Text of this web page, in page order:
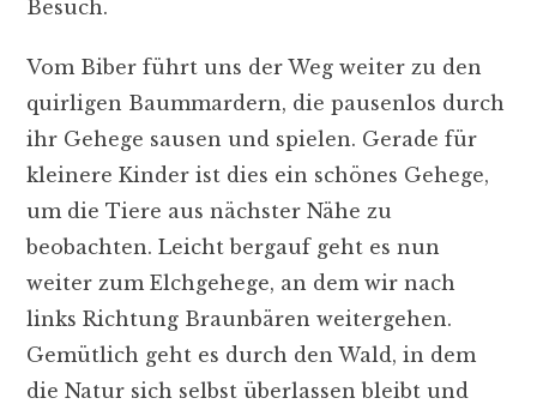
Besuch.
Vom Biber führt uns der Weg weiter zu den
quirligen Baummardern, die pausenlos durch
ihr Gehege sausen und spielen. Gerade für
kleinere Kinder ist dies ein schönes Gehege,
um die Tiere aus nächster Nähe zu
beobachten. Leicht bergauf geht es nun
weiter zum Elchgehege, an dem wir nach
links Richtung Braunbären weitergehen.
Gemütlich geht es durch den Wald, in dem
die Natur sich selbst überlassen bleibt und